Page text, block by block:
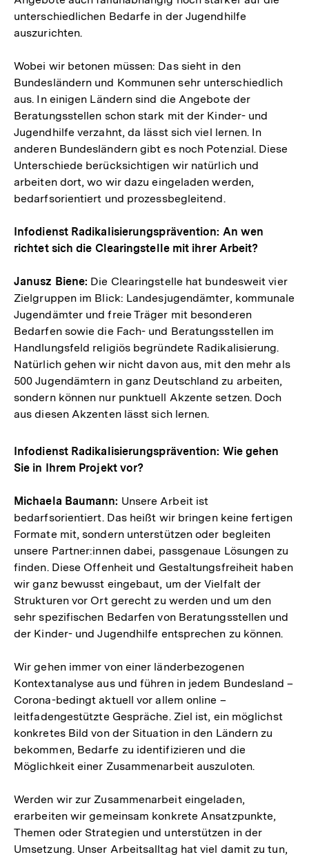
unterschiedlichen Bedarfe in der Jugendhilfe
auszurichten.
Wobei wir betonen müssen: Das sieht in den
Bundesländern und Kommunen sehr unterschiedlich
aus. In einigen Ländern sind die Angebote der
Beratungsstellen schon stark mit der Kinder- und
Jugendhilfe verzahnt, da lässt sich viel lernen. In
anderen Bundesländern gibt es noch Potenzial. Diese
Unterschiede berücksichtigen wir natürlich und
arbeiten dort, wo wir dazu eingeladen werden,
bedarfsorientiert und prozessbegleitend.
Infodienst Radikalisierungsprävention: An wen
richtet sich die Clearingstelle mit ihrer Arbeit?
Janusz Biene: Die Clearingstelle hat bundesweit vier
Zielgruppen im Blick: Landesjugendämter, kommunale
Jugendämter und freie Träger mit besonderen
Bedarfen sowie die Fach- und Beratungsstellen im
Handlungsfeld religiös begründete Radikalisierung.
Natürlich gehen wir nicht davon aus, mit den mehr als
500 Jugendämtern in ganz Deutschland zu arbeiten,
sondern können nur punktuell Akzente setzen. Doch
aus diesen Akzenten lässt sich lernen.
Infodienst Radikalisierungsprävention: Wie gehen
Sie in Ihrem Projekt vor?
Michaela Baumann: Unsere Arbeit ist
bedarfsorientiert. Das heißt wir bringen keine fertigen
Formate mit, sondern unterstützen oder begleiten
unsere Partner:innen dabei, passgenaue Lösungen zu
finden. Diese Offenheit und Gestaltungsfreiheit haben
wir ganz bewusst eingebaut, um der Vielfalt der
Strukturen vor Ort gerecht zu werden und um den
sehr spezifischen Bedarfen von Beratungsstellen und
der Kinder- und Jugendhilfe entsprechen zu können.
Wir gehen immer von einer länderbezogenen
Kontextanalyse aus und führen in jedem Bundesland –
Corona-bedingt aktuell vor allem online –
leitfadengestützte Gespräche. Ziel ist, ein möglichst
konkretes Bild von der Situation in den Ländern zu
bekommen, Bedarfe zu identifizieren und die
Möglichkeit einer Zusammenarbeit auszuloten.
Werden wir zur Zusammenarbeit eingeladen,
erarbeiten wir gemeinsam konkrete Ansatzpunkte,
Themen oder Strategien und unterstützen in der
Umsetzung. Unser Arbeitsalltag hat viel damit zu tun,